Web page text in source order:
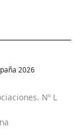
2026
Nº L